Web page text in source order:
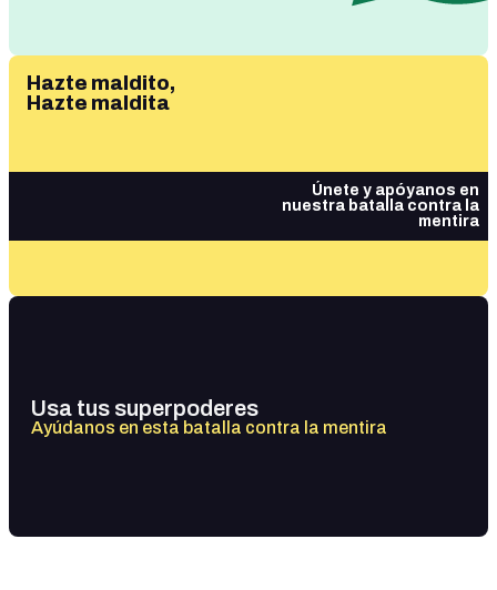
Hazte maldito,
Hazte maldita
Únete y apóyanos en
nuestra batalla contra la
mentira
Usa tus superpoderes
Ayúdanos en esta batalla contra la mentira